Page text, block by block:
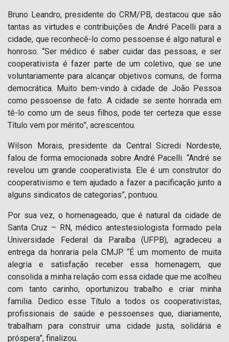
Bruno Leandro, presidente do CRM/PB, destacou que são
tantas as virtudes e contribuições de André Pacelli para a
cidade, que reconhecê-lo como pessoense é algo natural e
honroso. “Ser médico é saber cuidar das pessoas, e ser
cooperativista é fazer parte de um coletivo, que se une
voluntariamente para alcançar objetivos comuns, de forma
democrática. Muito bem-vindo à cidade de João Pessoa
como pessoense de fato. A cidade se sente honrada em
tê-lo como um de seus filhos, pode ter certeza que esse
Título vem por mérito”, acrescentou.
Wilson Morais, presidente da Central Sicredi Nordeste,
falou de forma emocionada sobre André Pacelli. “André se
revelou um grande cooperativista. Ele é um construtor do
cooperativismo e tem ajudado a fazer a pacificação junto a
alguns sindicatos de categorias”, pontuou.
Por sua vez, o homenageado, que é natural da cidade de
Santa Cruz – RN, médico antestesiologista formado pela
Universidade Federal da Paraíba (UFPB), agradeceu a
entrega da honraria pela CMJP. “É um momento de muita
alegria e satisfação receber essa homenagem, que
consolida a minha relação com essa cidade que me acolheu
com tanto carinho, oportunizou trabalho e criar minha
família. Dedico esse Título a todos os cooperativistas,
profissionais de saúde e pessoenses que, diariamente,
trabalham para construir uma cidade justa, solidária e
próspera”, finalizou.